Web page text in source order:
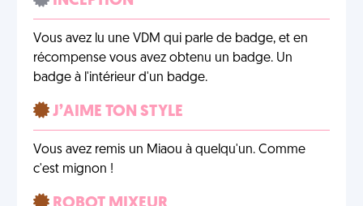
Vous avez lu une VDM qui parle de badge, et en
récompense vous avez obtenu un badge. Un
badge à l'intérieur d'un badge.
J’AIME TON STYLE
Vous avez remis un Miaou à quelqu'un. Comme
c'est mignon !